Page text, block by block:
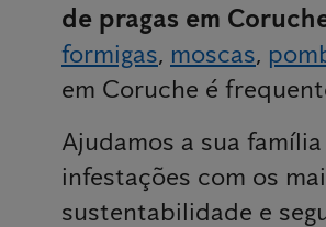
de pragas em
formigas, moscas,
em Coruche é
Ajudamos a sua
infestações com os
sustentabilidade e